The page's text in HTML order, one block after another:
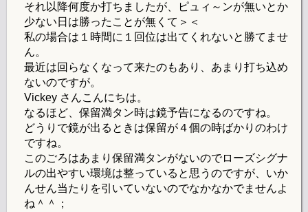
それ以降何度か打ちましたが、ピュィ～ンが無いとか
少ない日は勝ったことが無くて＞＜
私の場合は１時間に１回位は出てくれないと勝てませ
ん。
最近は回らなくなって来たのもあり、あまり打ち込め
ないのですが。
Vickey さんこんにちは。
なるほど、保留満タン時は鏡予告になるのですね。
どうりで鏡が出るときは保留が４個の時ばかりのわけ
ですね。
このごろはあまり保留満タンがないのでローズシグナ
ルの出やすい環境は整っていると思うのですが、いか
んせん当たりを引いていないのでなかなかでませんよ
ね＾＾；